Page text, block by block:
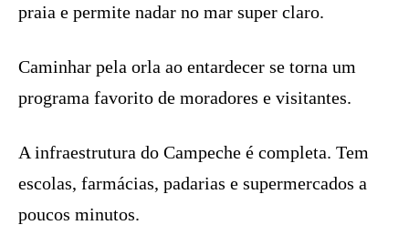
praia e permite nadar no mar super claro.
Caminhar pela orla ao entardecer se torna um
programa favorito de moradores e visitantes.
A infraestrutura do Campeche é completa. Tem
escolas, farmácias, padarias e supermercados a
poucos minutos.